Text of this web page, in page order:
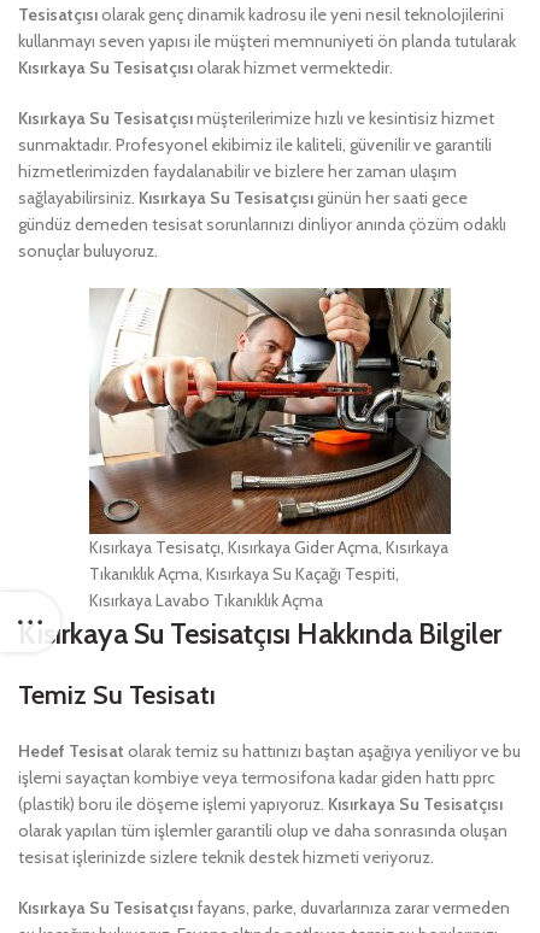
Tesisatçısıolarak genç dinamik kadrosu ile yeni nesil teknolojilerini
kullanmayı seven yapısı ile müşteri memnuniyeti ön planda tutularak
Kısırkaya Su Tesisatçısıolarak hizmet vermektedir.
Kısırkaya Su Tesisatçısımüşterilerimize hızlı ve kesintisiz hizmet
sunmaktadır. Profesyonel ekibimiz ile kaliteli, güvenilir ve garantili
hizmetlerimizden faydalanabilir ve bizlere her zaman ulaşım
sağlayabilirsiniz. Kısırkaya Su Tesisatçısıgünün her saati gece
gündüz demeden tesisat sorunlarınızı dinliyor anında çözüm odaklı
sonuçlar buluyoruz.
Kısırkaya Tesisatçı, Kısırkaya Gider Açma, Kısırkaya
Tıkanıklık Açma, Kısırkaya Su Kaçağı Tespiti,
Kısırkaya Lavabo Tıkanıklık Açma
Kısırkaya Su Tesisatçısı Hakkında Bilgiler
Temiz Su Tesisatı
Hedef Tesisat olarak temiz su hattınızı baştan aşağıya yeniliyor ve bu
işlemi sayaçtan kombiye veya termosifona kadar giden hattı pprc
(plastik) boru ile döşeme işlemi yapıyoruz. Kısırkaya Su Tesisatçısı
olarak yapılan tüm işlemler garantili olup ve daha sonrasında oluşan
tesisat işlerinizde sizlere teknik destek hizmeti veriyoruz.
Kısırkaya Su Tesisatçısıfayans, parke, duvarlarınıza zarar vermeden